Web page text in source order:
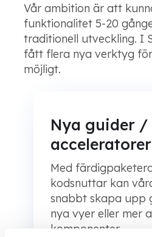
Vår ambition är att
funktionalitet 5-20
traditionell utveckling. I
fått flera nya verktyg
möjligt.
Nya guider /
acceleratorer
Med
kodsnuttar kan
snabbt skapa upp
nya vyer eller mer
komponenter.